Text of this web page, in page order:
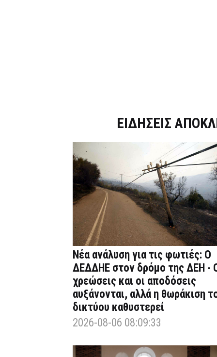
ΕΙΔΗΣΕΙΣ
Νέα ανάλυση για τις φωτιές: Ο
ΔΕΔΔΗΕ στον δρόμο της ΔΕΗ -
χρεώσεις και οι αποδόσεις
αυξάνονται, αλλά η θωράκιση
δικτύου καθυστερεί
2026-08-06 08:09:33